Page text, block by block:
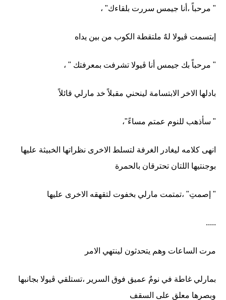
" مرحباً ،أنا جيمس سررت بلقاءك" ،
إبتسمت ڤيولا لهٌ ملتقطة الكوب من بين يداه
" مرحباً بك جيمس أنا ڤيولا تشرفت بمعرفتك " ،
بادلها الاخر الابتسامة لينحني مقبلاً خد مارلي قائلاً
" سأذهب للنوم عمتم مساءً"،
انهى كلامه ليغادر الغرفة لتسلط الاخرى نظراتها الخبيثة عليها
بوجنتيها اللتان تحترقان بالحمرة
" إصمتِ" ،تمتمت مارلي بخفوت لتقهقه الاخرى عليها
.....
مرت الساعات وهم يتحدثون لينتهي الامر
بمارلي غاطة في نومٌ عميق فوق السرير ،تستلقي ڤيولا بجانبها
وبصرها معلق على السقف